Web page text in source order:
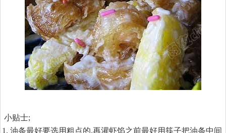
小贴士;
1. 油条最好要选用粗点的,再灌虾馅之前最好用筷子把油条中间